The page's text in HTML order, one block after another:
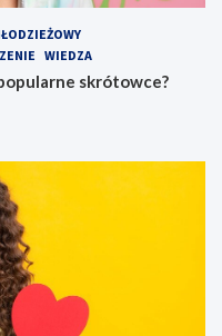
WIEDZA
skrótowce?